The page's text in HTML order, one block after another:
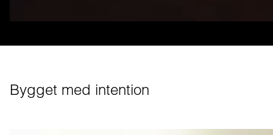
Bygget med intention